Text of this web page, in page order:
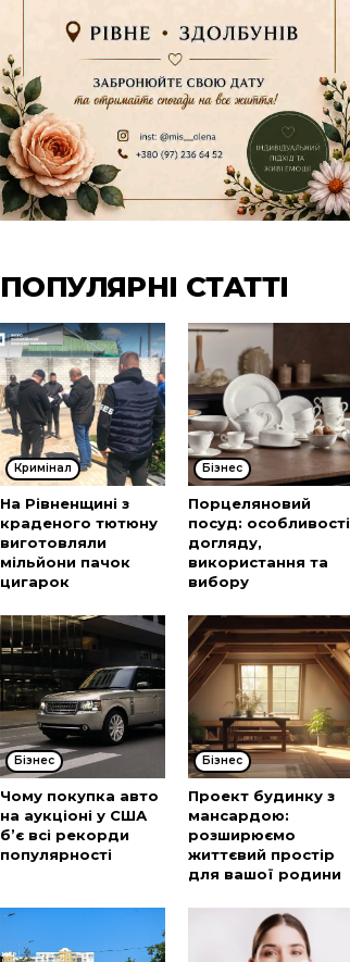
ПОПУЛЯРНІ СТАТТІ
Кримінал
На Рівненщині з
краденого тютюну
виготовляли
мільйони пачок
цигарок
Бізнес
Порцеляновий
посуд: особливості
догляду,
використання та
вибору
Бізнес
Чому покупка авто
на аукціоні у США
б’є всі рекорди
популярності
Бізнес
Проект будинку з
мансардою:
розширюємо
життєвий простір
для вашої родини